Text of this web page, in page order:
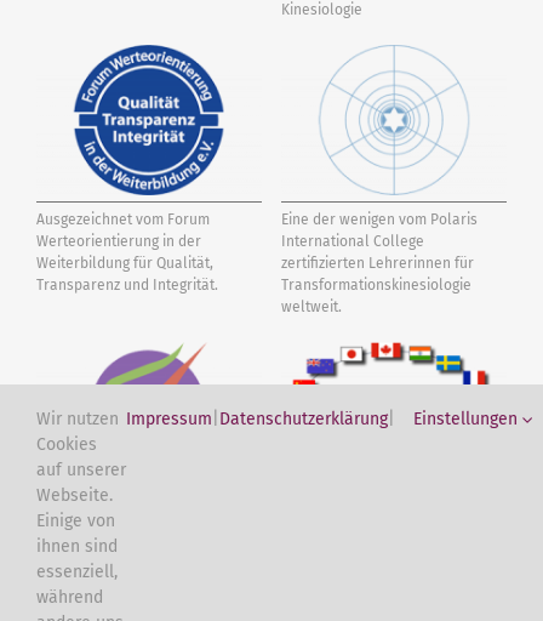
Kinesiologie
Ausgezeichnet vom Forum
Werteorientierung in der
Weiterbildung für Qualität,
Transparenz und Integrität.
Eine der wenigen vom Polaris
International College
zertifizierten Lehrerinnen für
Transformations­kinesiologie
weltweit.
Vom International Kinesiology
College IKC zertifizierte Touch for
Health Instruktorin.
Wir nutzen
Cookies
auf unserer
Webseite.
Einige von
ihnen sind
essenziell,
während
Impressum Datenschutzerklärung| Einstellungen